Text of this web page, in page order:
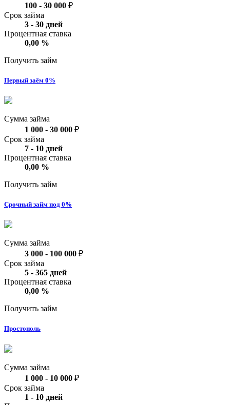
100 - 30 000 ₽
Срок займа
3 - 30 дней
Процентная ставка
0,00 %
Получить займ
Первый заём 0%
Сумма займа
1 000 - 30 000 ₽
Срок займа
7 - 10 дней
Процентная ставка
0,00 %
Получить займ
Срочный займ под 0%
Сумма займа
3 000 - 100 000 ₽
Срок займа
5 - 365 дней
Процентная ставка
0,00 %
Получить займ
Простоноль
Сумма займа
1 000 - 10 000 ₽
Срок займа
1 - 10 дней